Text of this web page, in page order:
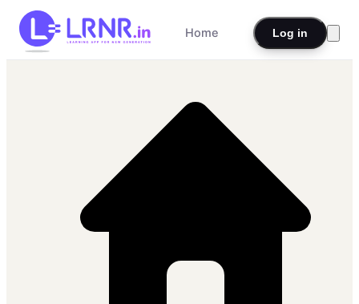
Home Log in